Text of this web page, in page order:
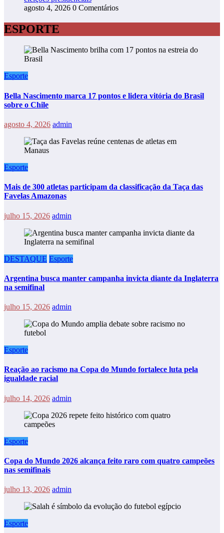
agosto 4, 2026 0 Comentários
ESPORTE
Esporte
Bella Nascimento marca 17 pontos e lidera vitória do Brasil
sobre o Chile
agosto 4, 2026 admin
Esporte
Mais de 300 atletas participam da classificação da Taça das
Favelas Amazonas
julho 15, 2026 admin
DESTAQUE Esporte
Argentina busca manter campanha invicta diante da Inglaterra
na semifinal
julho 15, 2026 admin
Esporte
Reação ao racismo na Copa do Mundo fortalece luta pela
igualdade racial
julho 14, 2026 admin
Esporte
Copa do Mundo 2026 alcança feito raro com quatro campeões
nas semifinais
julho 13, 2026 admin
Esporte